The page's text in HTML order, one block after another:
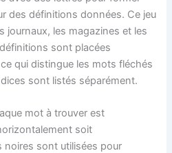
des définitions données. Ce jeu
journaux, les magazines et les
sont placées
qui distingue les mots fléchés
sont listés séparément.
mot à trouver est
soit
noires sont utilisées pour